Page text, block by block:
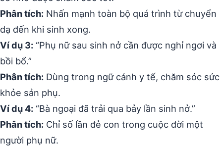
Phân tích: Nhấn mạnh toàn bộ quá trình từ chuyển
dạ đến khi sinh xong.
Ví dụ 3: “Phụ nữ sau sinh nở cần được nghỉ ngơi và
bồi bổ.”
Phân tích: Dùng trong ngữ cảnh y tế, chăm sóc sức
khỏe sản phụ.
Ví dụ 4: “Bà ngoại đã trải qua bảy lần sinh nở.”
Phân tích: Chỉ số lần đẻ con trong cuộc đời một
người phụ nữ.